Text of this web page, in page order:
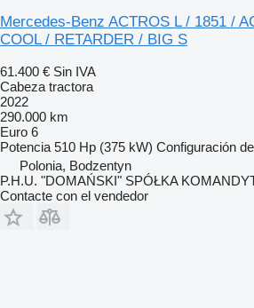
Mercedes-Benz ACTROS L / 1851 /
COOL / RETARDER / BIG S
61.400 € Sin IVA
Cabeza tractora
2022
290.000 km
Euro 6
Potencia 510 Hp (375 kW) Configuración
Polonia, Bodzentyn
P.H.U. "DOMAŃSKI" SPÓŁKA
Contacte con el vendedor